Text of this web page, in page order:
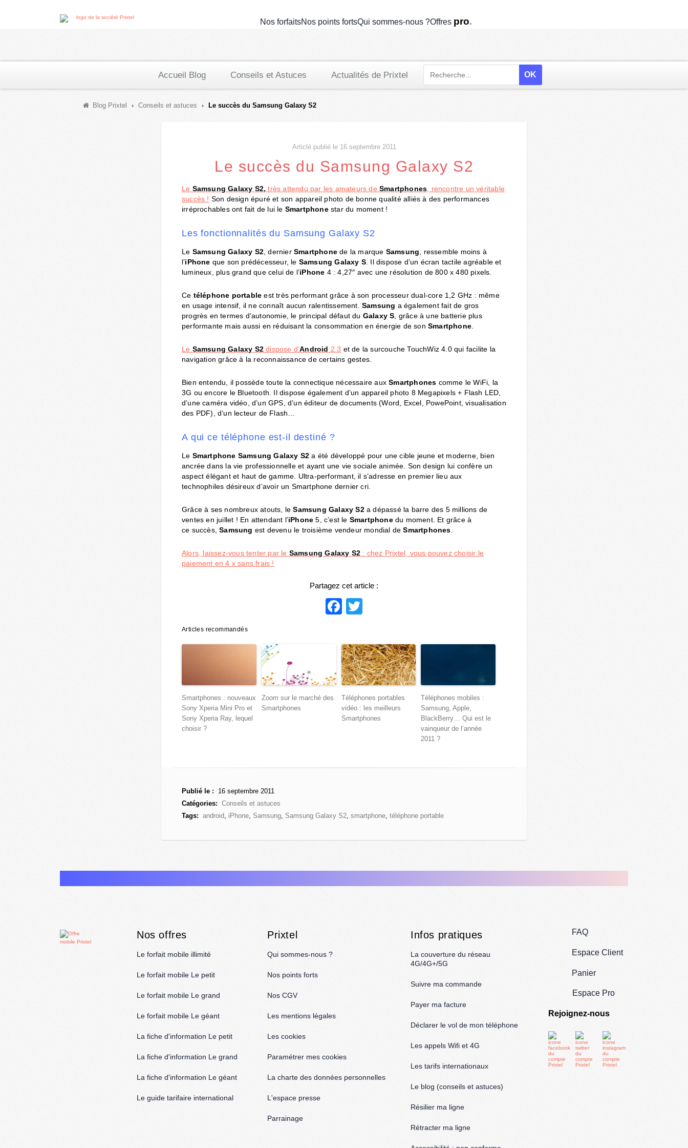
Nos forfaitsNos points fortsQui sommes-nous ?Offres pro.
Accueil Blog Conseils et Astuces Actualités de Prixtel
Blog Prixtel Conseils et astuces Le succès du Samsung Galaxy S2
Articlé publié le 16 septembre 2011
Le succès du Samsung Galaxy S2
Le Samsung Galaxy S2, très attendu par les amateurs deSmartphones , rencontre un véritable
succès ! Son design épuré et son appareil photo de bonne qualité alliés à des performances
irréprochables ont fait de lui le Smartphonestar du moment !
Les fonctionnalités du Samsung Galaxy S2
Le Samsung Galaxy S2 , dernierSmartphone de la marque Samsung , ressemble moins à
l’iPhone que son prédécesseur, le Samsung Galaxy S . Il dispose d’un écran tactile agréable et
lumineux, plus grand que celui de l’iPhone 4 : 4,27″ avec une résolution de 800 x 480 pixels.
Ce téléphone portable est très performant grâce à son processeur dual-core 1,2 GHz : même
en usage intensif, il ne connaît aucun ralentissement.Samsung a également fait de gros
progrès en termes d’autonomie, le principal défaut du Galaxy S , grâce à une batterie plus
performante mais aussi en réduisant la consommation en énergie de sonSmartphone
Le Samsung Galaxy S2 dispose d’Android 2.3 et de la surcouche TouchWiz 4.0 qui facilite la
navigation grâce à la reconnaissance de certains gestes.
Bien entendu, il possède toute la connectique nécessaire auxSmartphones comme le WiFi, la
3G ou encore le Bluetooth. Il dispose également d’un appareil photo 8 Megapixels + Flash LED,
d’une caméra vidéo, d’un GPS, d’un éditeur de documents (Word, Excel, PowePoint, visualisation
des PDF), d’un lecteur de Flash…
A qui ce téléphone est-il destiné ?
Le Smartphone Samsung Galaxy S2a été développé pour une cible jeune et moderne, bien
ancrée dans la vie professionnelle et ayant une vie sociale animée. Son design lui confère un
aspect élégant et haut de gamme. Ultra-performant, il s’adresse en premier lieu aux
technophiles désireux d’avoir un Smartphone dernier cri.
Grâce à ses nombreux atouts, leSamsung Galaxy S2a dépassé la barre des 5 millions de
ventes en juillet ! En attendant l’iPhone 5, c’est le Smartphonedu moment. Et grâce à
ce succès,Samsung est devenu le troisième vendeur mondial deSmartphones
Alors, laissez-vous tenter par le Samsung Galaxy S2 : chez Prixtel, vous pouvez choisir le
paiement en 4 x sans frais !
Partagez cet article :
Facebook
Articles recommandés
Smartphones : nouveaux
Sony Xperia Mini Pro et
Sony Xperia Ray, lequel
choisir ?
Zoom sur le marché des
Smartphones
Téléphones portables
vidéo : les meilleurs
Smartphones
Téléphones mobiles :
Samsung, Apple,
BlackBerry… Qui est le
vainqueur de l’année
2011 ?
Publié le :
16 septembre 2011
Catégories: Conseils et astuces
Tags: android, iPhone, Samsung, Samsung Galaxy S2, smartphone, téléphone portable
Nos offres
Le forfait mobile illimité
Le forfait mobile Le petit
Le forfait mobile Le grand
Le forfait mobile Le géant
La fiche d'information Le petit
La fiche d'information Le grand
La fiche d'information Le géant
Le guide tarifaire international
Prixtel
Qui sommes-nous ?
Nos points forts
Nos CGV
Les mentions légales
Les cookies
Paramétrer mes cookies
La charte des données personnelles
L'espace presse
Parrainage
Infos pratiques
La couverture du réseau
4G/4G+/5G
Suivre ma commande
Payer ma facture
Déclarer le vol de mon téléphone
Les appels Wifi et 4G
Les tarifs internationaux
Le blog (conseils et astuces)
Résilier ma ligne
Rétracter ma ligne
FAQ
Espace Client
Panier
Espace Pro
Rejoignez-nous